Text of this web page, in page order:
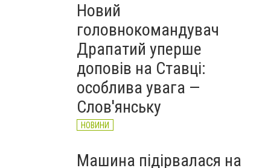
Новий
головнокомандувач
Драпатий уперше
доповів на Ставці:
особлива увага —
Слов'янську
НОВИНИ
Машина підірвалася на